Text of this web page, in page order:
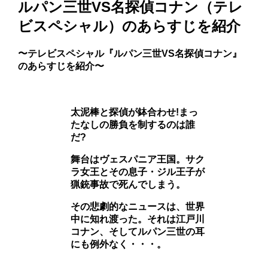
ルパン三世VS名探偵コナン（テレ
ビスペシャル）のあらすじを紹介
〜テレビスペシャル『ルパン三世VS名探偵コナン』
のあらすじを紹介〜
太泥棒と探偵が鉢合わせ!まっ
たなしの勝負を制するのは誰
だ?
舞台はヴェスパニア王国。サク
ラ女王とその息子・ジル王子が
猟銃事故で死んでしまう。
その悲劇的なニュースは、世界
中に知れ渡った。 それは江戸川
コナン、そしてルパン三世の耳
にも例外なく・・・。